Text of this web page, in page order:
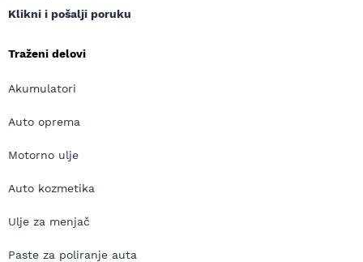
Klikni i pošalji poruku
Traženi delovi
Akumulatori
Auto oprema
Motorno ulje
Auto kozmetika
Ulje za menjač
Paste za poliranje auta